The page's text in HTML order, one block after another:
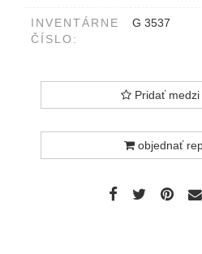
INVENTÁRNE
ČÍSLO:
G 3537
Pridať medzi
objednať